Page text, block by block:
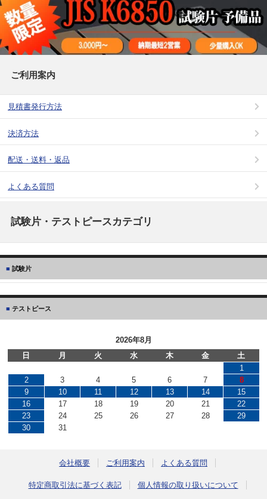
ご利用案内
見積書発行方法
決済方法
配送・送料・返品
よくある質問
試験片・テストピースカテゴリ
試験片
テストピース
2026年8月
日
月 火 水 木 金
土
1
2
3 4 5 6 7
8
9
10 11 12 13 14
15
16
17 18 19 20 21
22
23
24 25 26 27 28
29
30
31
会社概要 ご利用案内 よくある質問
特定商取引法に基づく表記 個人情報の取り扱いについて